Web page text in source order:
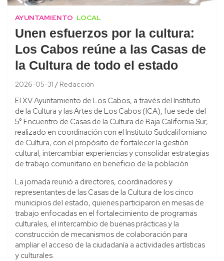
AYUNTAMIENTO LOCAL
Unen esfuerzos por la cultura:
Los Cabos reúne a las Casas de
la Cultura de todo el estado
2026-05-31 Redacción
El XV Ayuntamiento de Los Cabos, a través del Instituto
de la Cultura y las Artes de Los Cabos (ICA), fue sede del
5° Encuentro de Casas de la Cultura de Baja California Sur,
realizado en coordinación con el Instituto Sudcaliforniano
de Cultura, con el propósito de fortalecer la gestión
cultural, intercambiar experiencias y consolidar estrategias
de trabajo comunitario en beneficio de la población.
La jornada reunió a directores, coordinadores y
representantes de las Casas de la Cultura de los cinco
municipios del estado, quienes participaron en mesas de
trabajo enfocadas en el fortalecimiento de programas
culturales, el intercambio de buenas prácticas y la
construcción de mecanismos de colaboración para
ampliar el acceso de la ciudadanía a actividades artísticas
y culturales.